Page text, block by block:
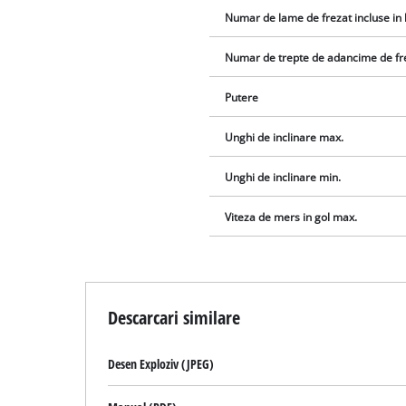
Numar de lame de frezat incluse in
Numar de trepte de adancime de
Putere
Unghi de inclinare max.
Unghi de inclinare min.
Viteza de mers in gol max.
Descarcari similare
Desen Exploziv (JPEG)